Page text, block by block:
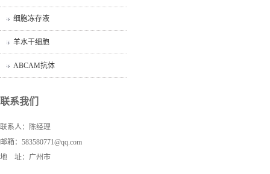
细胞冻存液
羊水干细胞
ABCAM抗体
联系我们
联系人：陈经理
邮箱：583580771@qq.com
地 址：广州市